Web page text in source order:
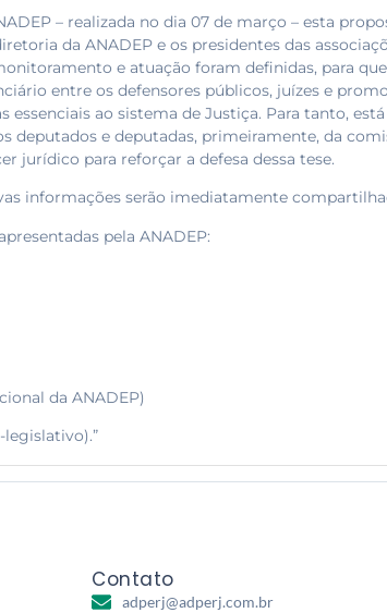
– realizada no dia 07 de março – esta
da ANADEP e os presidentes das
e atuação foram definidas, para
entre os defensores públicos, juízes e
ao sistema de Justiça. Para tanto,
deputados e deputadas, primeiramente, da
jurídico para reforçar a defesa dessa tese.
informações serão imediatamente
pela ANADEP:
da ANADEP)
Contato
adperj@adperj.com.br